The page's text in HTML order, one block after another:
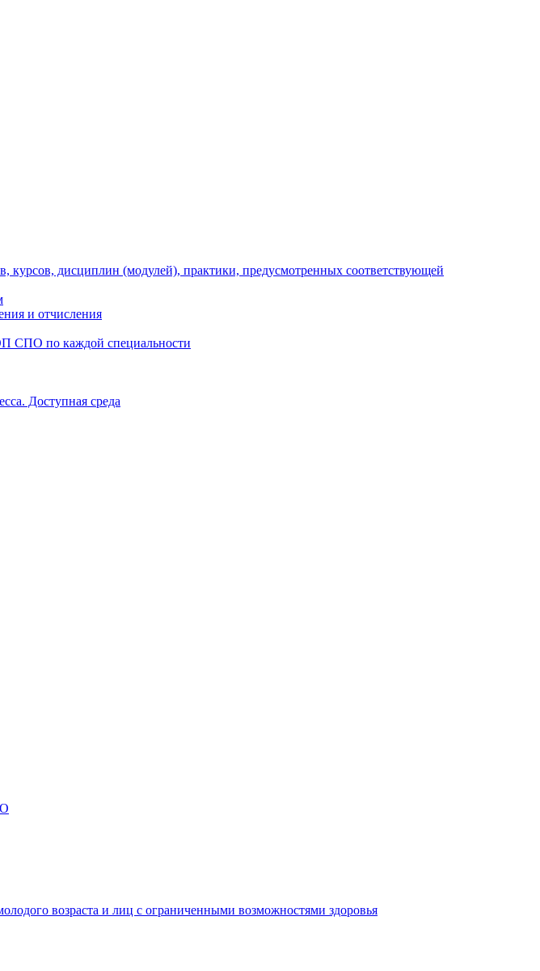
курсов, дисциплин (модулей), практики, предусмотренных соответствующей
и отчисления
СПО по каждой специальности
Доступная среда
возраста и лиц с ограниченными возможностями здоровья